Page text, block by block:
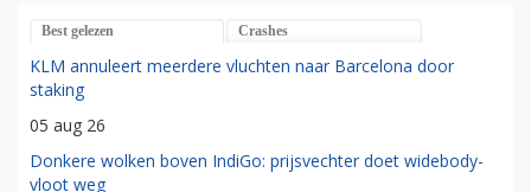
Best gelezen Crashes
KLM annuleert meerdere vluchten naar Barcelona door
staking
05 aug 26
Donkere wolken boven IndiGo: prijsvechter doet widebody-
vloot weg